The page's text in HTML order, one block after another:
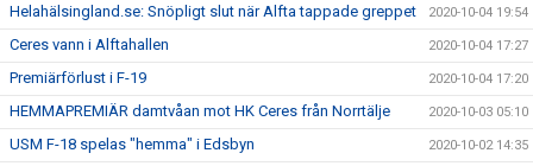
Helahälsingland.se: Snöpligt slut när Alfta tappade greppet 2020-10-04 19:54
Ceres vann i Alftahallen 2020-10-04 17:27
Premiärförlust i F-19 2020-10-04 17:20
HEMMAPREMIÄR damtvåan mot HK Ceres från Norrtälje 2020-10-03 05:10
USM F-18 spelas "hemma" i Edsbyn 2020-10-02 14:35